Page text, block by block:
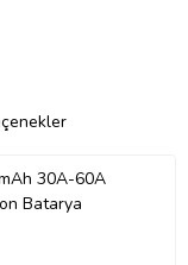
30A-60A
Batarya